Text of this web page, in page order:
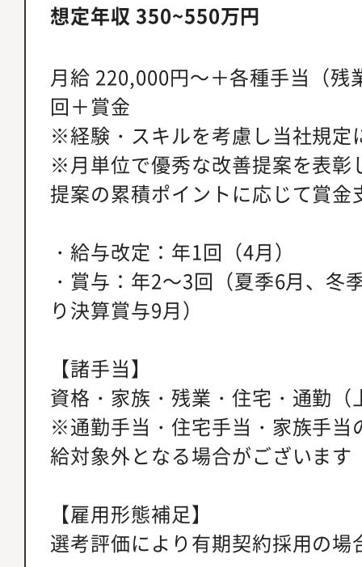
想定年収 350~550万円
月給 220,000円～＋各種手当（残
回＋賞金
※経験・スキルを考慮し当社規定
※月単位で優秀な改善提案を表彰
提案の累積ポイントに応じて賞金
・給与改定：年1回（4月）
・賞与：年2～3回（夏季6月、冬
り決算賞与9月）
【諸手当】
資格・家族・残業・住宅・通勤
※通勤手当・住宅手当・家族手当
給対象外となる場合がございます
【雇用形態補足】
選考評価により有期契約採用の場